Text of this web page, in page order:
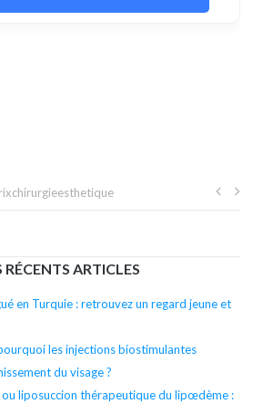
ARTICLES
en Turquie : retrouvez un regard jeune et
les injections biostimulantes
du visage ?
liposuccion thérapeutique du lipœdème :